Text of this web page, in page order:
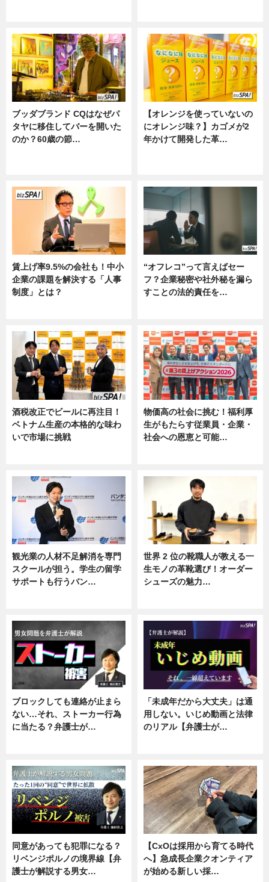
ブッダブランド CQはなぜパ
タヤに移住してバーを開いた
のか？60歳の節…
【オレンジを使っていないの
にオレンジ味？】カゴメが2
年かけて開発した革…
賃上げ率9.5%の会社も！中小
企業の課題を解決する「人事
制度」とは？
“オフレコ”って言えばセー
フ？企業秘密や社外秘を漏ら
すことの法的責任を…
酒税改正でビールに再注目！
ベトナム生産の本格的な味わ
いで市場に挑戦
物価高の社会に挑む！福利厚
生がもたらす従業員・企業・
社会への恩恵と可能…
観光業の人材不足解消を専門
スクールが担う。学生の留学
サポートも行うバン…
世界 2 位の靴職人が教える一
生モノの革靴選び！オーダー
シューズの魅力…
ブロックしても連絡が止まら
ない…それ、ストーカー行為
に当たる？弁護士が…
「未成年だから大丈夫」は通
用しない。いじめ動画と法律
のリアル【弁護士が…
同意があっても犯罪になる？
リベンジポルノの境界線【弁
護士が解説する男女…
【CxOは採用から育てる時代
へ】急成長企業クオンティア
が始める新しい採…